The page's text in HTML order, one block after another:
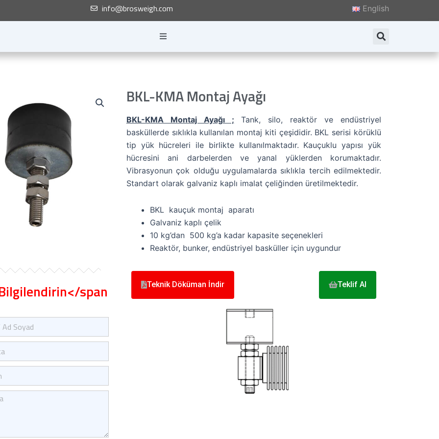
info@brosweigh.com English
Search
span
BKL-KMA Montaj Ayağı
BKL-KMA Montaj Ayağı ; Tank, silo, reaktör ve endüstriyel
basküllerde sıklıkla kullanılan montaj kiti çeşididir. BKL serisi körüklü
tip yük hücreleri ile birlikte kullanılmaktadır. Kauçuklu yapısı yük
hücresini ani darbelerden ve yanal yüklerden korumaktadır.
Vibrasyonun çok olduğu uygulamalarda sıklıkla tercih edilmektedir.
Standart olarak galvaniz kaplı imalat çeliğinden üretilmektedir.
BKL kauçuk montaj aparatı
Galvaniz kaplı çelik
10 kg’dan 500 kg’a kadar kapasite seçenekleri
Reaktör, bunker, endüstriyel basküller için uygundur
Teknik Döküman İndir Teklif Al